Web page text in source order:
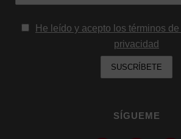
He leído y acepto los términos
privacidad
SÍGUEME